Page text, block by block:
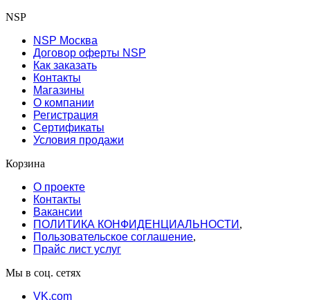
NSP
NSP Москва
Договор оферты NSP
Как заказать
Контакты
Магазины
О компании
Регистрация
Сертификаты
Условия продажи
Корзина
О проекте
Контакты
Вакансии
ПОЛИТИКА КОНФИДЕНЦИАЛЬНОСТИ ,
Пользовательское соглашение,
Прайс лист услуг
Мы в соц. сетях
VK.com